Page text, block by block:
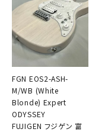
FGN EOS2-ASH-
M/WB (White
Blonde) Expert
ODYSSEY
FUJIGEN フジゲン 富